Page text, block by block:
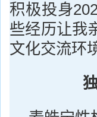
积极投身
些经历让我
文化交流环